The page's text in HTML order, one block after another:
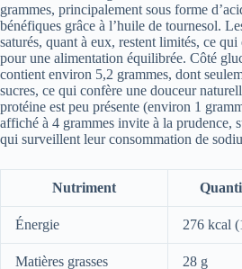
grammes, principalement sous forme
bénéfiques grâce à l’huile de tournesol.
saturés, quant à eux, restent limités, ce
pour une alimentation équilibrée. Côté
contient environ 5,2 grammes, dont
sucres, ce qui confère une douceur
protéine est peu présente (environ 1
affiché à 4 grammes invite à la prudence,
qui surveillent leur consommation de
Nutriment
Énergie 276 kcal
Matières grasses 28 g